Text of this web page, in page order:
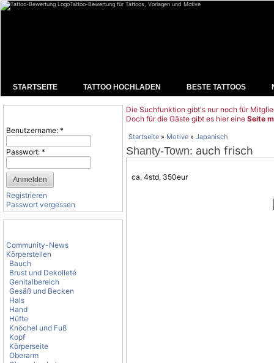
Tattoo-Bewertung für Tattoos, Vorlagen und Motive
STARTSEITE TATTOO HOCHLADEN BESTE TATTOOS
Benutzername: *
Passwort: *
Registrieren
Passwort vergessen
Community-News
Körperstellen
Bauch
Brust und Dekolleté
Genitalbereich
Gesäß und Becken
Hals
Hand
Hüfte
Knöchel und Fuß
Kopf
Körperseite
Oberarm
Die Suchfunktion gibt's nur noch für
Doch für die Gäste gibt es hier eine Seite
Startseite » Motive » Japanisch
Shanty-Town: auch frisch
ca. 4std, 350eur